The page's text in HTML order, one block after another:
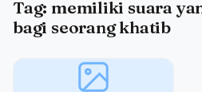
Tag: memiliki suara
bagi seorang khatib